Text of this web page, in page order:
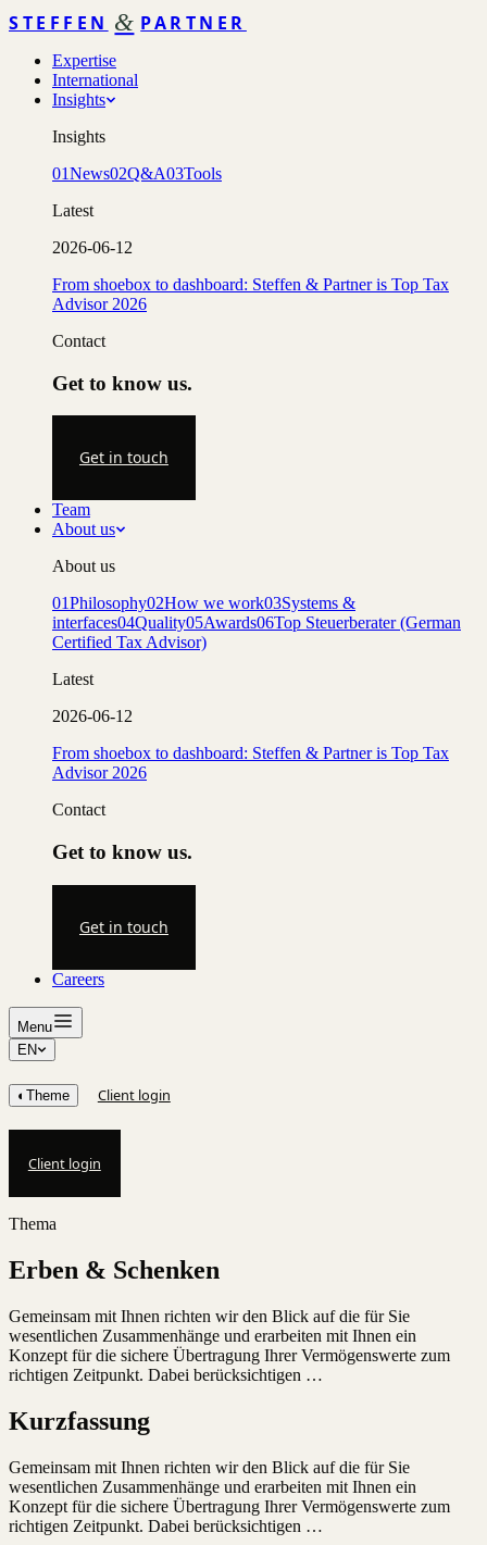
STEFFEN & PARTNER
Expertise
International
Insights
Insights
01News02Q&A03Tools
Latest
2026-06-12
From shoebox to dashboard: Steffen & Partner is Top Tax
Advisor 2026
Contact
Get to know us.
Get in touch
Team
About us
About us
01Philosophy02How we work03Systems &
interfaces04Quality05Awards06Top Steuerberater (German
Certified Tax Advisor)
Latest
2026-06-12
From shoebox to dashboard: Steffen & Partner is Top Tax
Advisor 2026
Contact
Get to know us.
Get in touch
Careers
Menu
EN
◐ Theme Client login
Client login
Thema
Erben & Schenken
Gemeinsam mit Ihnen richten wir den Blick auf die für Sie
wesentlichen Zusammenhänge und erarbeiten mit Ihnen ein
Konzept für die sichere Übertragung Ihrer Vermögenswerte zum
richtigen Zeitpunkt. Dabei berücksichtigen …
Kurzfassung
Gemeinsam mit Ihnen richten wir den Blick auf die für Sie
wesentlichen Zusammenhänge und erarbeiten mit Ihnen ein
Konzept für die sichere Übertragung Ihrer Vermögenswerte zum
richtigen Zeitpunkt. Dabei berücksichtigen …